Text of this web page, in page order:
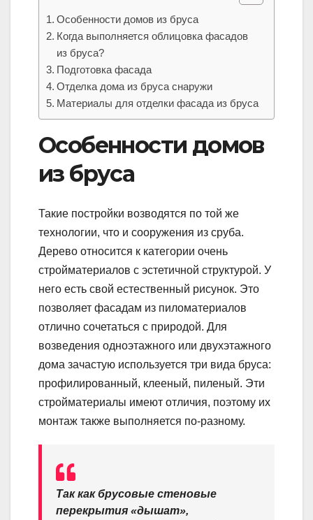
Особенности домов из бруса
Когда выполняется облицовка фасадов
из бруса?
Подготовка фасада
Отделка дома из бруса снаружи
Материалы для отделки фасада из бруса
Особенности домов
из бруса
Такие постройки возводятся по той же
технологии, что и сооружения из сруба.
Дерево относится к категории очень
стройматериалов с эстетичной структурой. У
него есть свой естественный рисунок. Это
позволяет фасадам из пиломатериалов
отлично сочетаться с природой. Для
возведения одноэтажного или двухэтажного
дома зачастую используется три вида бруса:
профилированный, клееный, пиленый. Эти
стройматериалы имеют отличия, поэтому их
монтаж также выполняется по-разному.
Так как брусовые стеновые
перекрытия «дышат»,